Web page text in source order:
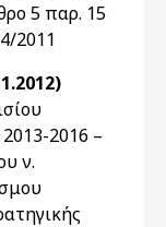
5 παρ. 15
2011
2016 –
ν.